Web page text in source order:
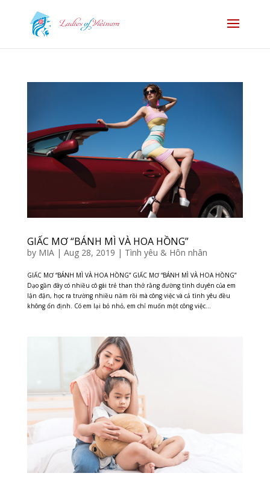
GIẤC MƠ “BÁNH MÌ VÀ HOA HỒNG”
by MIA| Aug 28, 2019 | Tình yêu & Hôn nhân
GIẤC MƠ “BÁNH MÌ VÀ HOA HỒNG” GIẤC MƠ “BÁNH MÌ VÀ HOA HỒNG”
Dạo gần đây có nhiều cô gái trẻ than thở rằng đường tình duyên của em
lận đận, học ra trường nhiều năm rồi mà công việc và cả tình yêu đều
không ổn định. Có em lại bỏ nhỏ, em chỉ muốn một công việc...